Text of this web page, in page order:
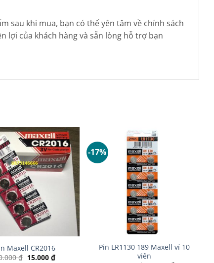
sau khi mua, bạn có thể yên tâm về chính sách
lợi của khách hàng và sẵn lòng hỗ trợ bạn
Maxell CR2016
₫ Giá
15.000 ₫Giá
-17%
Pin LR1130 189 Maxell vỉ 10
viên